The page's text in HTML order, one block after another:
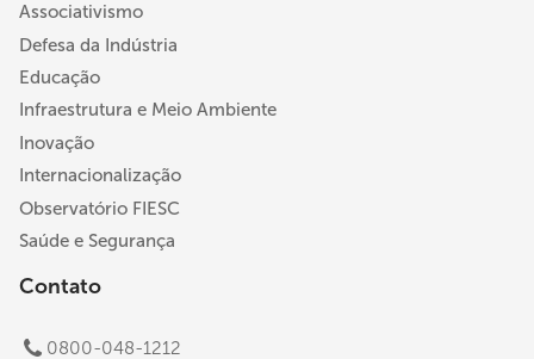
Associativismo
Defesa da Indústria
Educação
Infraestrutura e Meio Ambiente
Inovação
Internacionalização
Observatório FIESC
Saúde e Segurança
Contato
0800-048-1212